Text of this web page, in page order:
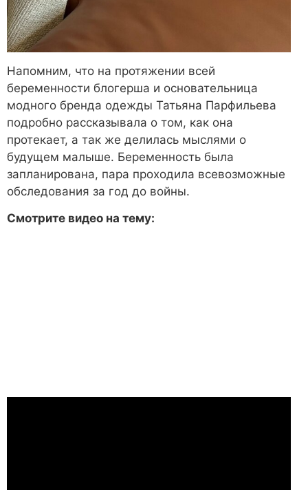
Напомним, что на протяжении всей
беременности блогерша и основательница
модного бренда одежды Татьяна Парфильева
подробно рассказывала о том, как она
протекает, а так же делилась мыслями о
будущем малыше. Беременность была
запланирована, пара проходила всевозможные
обследования за год до войны.
Смотрите видео на тему: